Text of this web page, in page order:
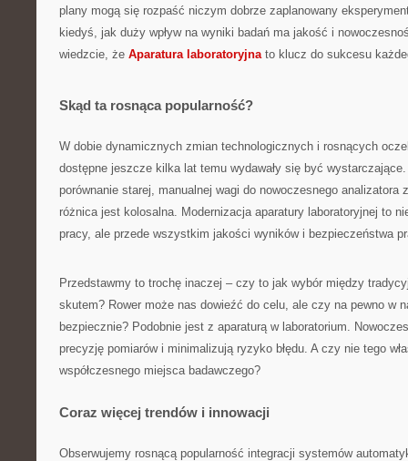
plany mogą się rozpaść niczym dobrze zaplanowany
kiedyś, jak duży wpływ na wyniki badań ma jakość i
wiedzcie, że Aparatura laboratoryjnato klucz do sukcesu
Skąd ta rosnąca popularność?
W dobie dynamicznych zmian technologicznych i rosnących
dostępne jeszcze kilka lat temu wydawały się być
porównanie starej, manualnej wagi do nowoczesnego
różnica jest kolosalna. Modernizacja aparatury laboratoryjnej to
pracy, ale przede wszystkim jakości wyników i bezpieczeństwa
Przedstawmy to trochę inaczej – czy to jak wybór między
skutem? Rower może nas dowieźć do celu, ale czy na pewno w
bezpiecznie? Podobnie jest z aparaturą w laboratorium.
precyzję pomiarów i minimalizują ryzyko błędu. A czy nie tego
współczesnego miejsca badawczego?
Coraz więcej trendów i innowacji
Obserwujemy rosnącą popularność integracji systemów